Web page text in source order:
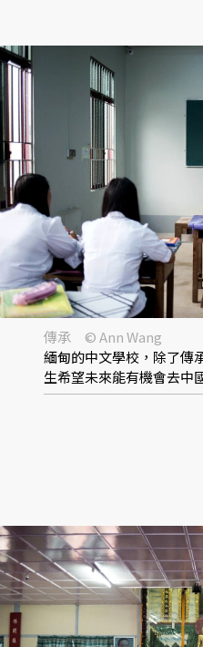
傳承 © Ann Wang
緬甸的中文學校，除了傳
生希望未來能有機會去中